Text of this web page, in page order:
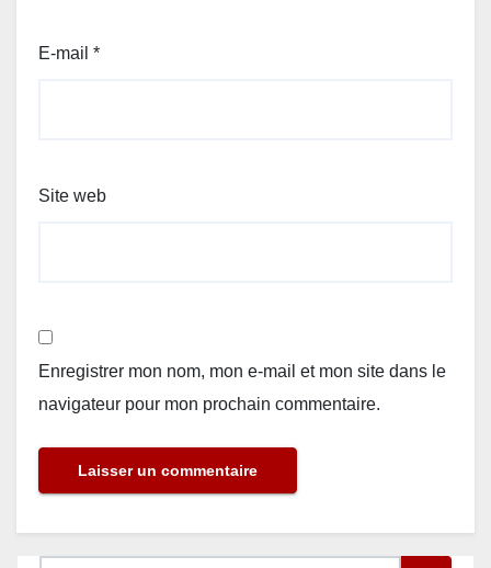
E-mail *
Site web
Enregistrer mon nom, mon e-mail et mon site dans le
navigateur pour mon prochain commentaire.